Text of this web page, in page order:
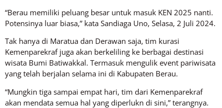
“Berau memiliki peluang besar untuk masuk KEN 2025 nanti.
Potensinya luar biasa,” kata Sandiaga Uno, Selasa, 2 Juli 2024.
Tak hanya di Maratua dan Derawan saja, tim kurasi
Kemenparekraf juga akan berkeliling ke berbagai destinasi
wisata Bumi Batiwakkal. Termasuk mengulik event pariwisata
yang telah berjalan selama ini di Kabupaten Berau.
“Mungkin tiga sampai empat hari, tim dari Kemenparekraf
akan mendata semua hal yang diperlukn di sini,” terangnya.